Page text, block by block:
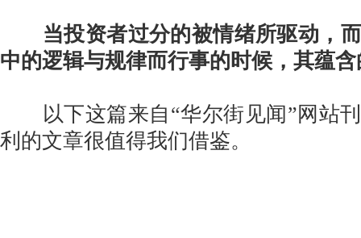
当投资者过分的被情绪所驱动，
中的逻辑与规律而行事的时候，其蕴
以下这篇来自“华尔街见闻”网站刊
利的文章很值得我们借鉴。